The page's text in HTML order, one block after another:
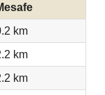
km
km
km